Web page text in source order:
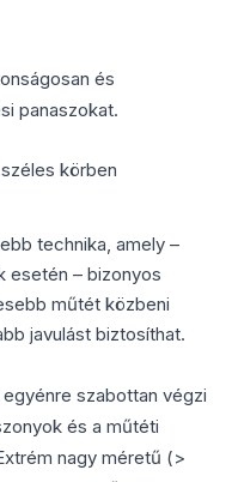
és
panaszokat.
körben
technika, amely –
esetén – bizonyos
műtét közbeni
javulást biztosíthat.
szabottan végzi
és a műtéti
nagy méretű (>